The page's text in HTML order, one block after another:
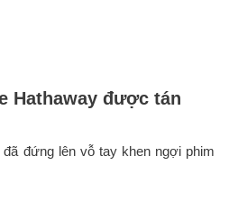
Hathaway được tán
đứng lên vỗ tay khen ngợi phim